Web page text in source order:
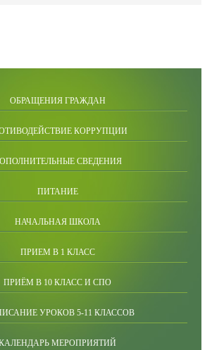
ОБРАЩЕНИЯ ГРАЖДАН
КОРРУПЦИИ
СВЕДЕНИЯ
ПИТАНИЕ
НАЧАЛЬНАЯ ШКОЛА
ПРИЕМ В 1 КЛАСС
ПРИЁМ В 10 КЛАСС И СПО
УРОКОВ 5-11 КЛАССОВ
МЕРОПРИЯТИЙ